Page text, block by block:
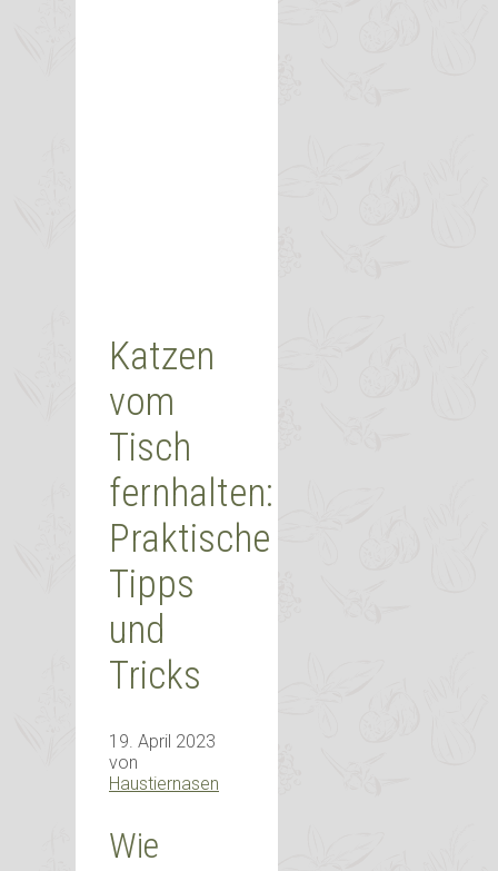
Katzen
vom
Tisch
fernhalten:
Praktische
Tipps
und
Tricks
19. April 2023
von
Haustiernasen
Wie